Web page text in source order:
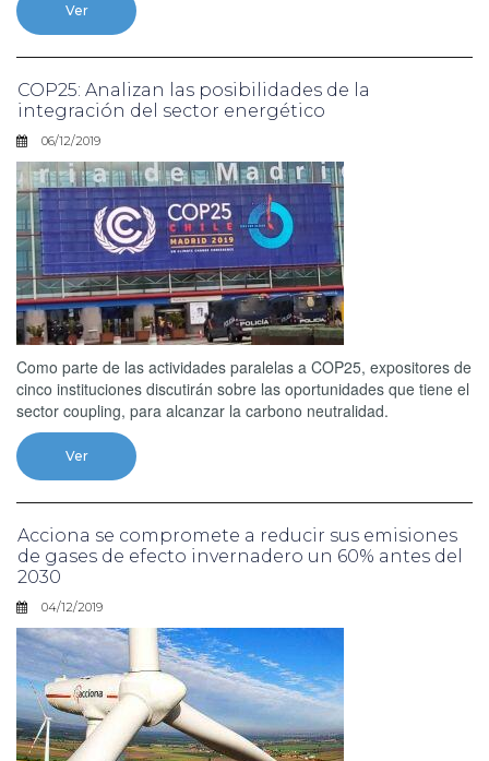
Ver
COP25: Analizan las posibilidades de la
integración del sector energético
06/12/2019
Como parte de las actividades paralelas a COP25, expositores de
cinco instituciones discutirán sobre las oportunidades que tiene el
sector coupling, para alcanzar la carbono neutralidad.
Ver
Acciona se compromete a reducir sus emisiones
de gases de efecto invernadero un 60% antes del
2030
04/12/2019